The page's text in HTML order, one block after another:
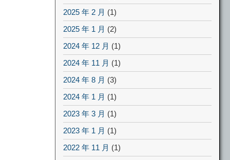
2025 年 2 月 (1)
2025 年 1 月 (2)
2024 年 12 月 (1)
2024 年 11 月 (1)
2024 年 8 月 (3)
2024 年 1 月 (1)
2023 年 3 月 (1)
2023 年 1 月 (1)
2022 年 11 月 (1)